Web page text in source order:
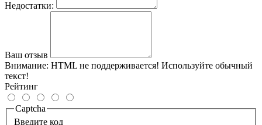
Недостатки:
Ваш отзыв
Внимание: HTML не поддерживается! Используйте обычный
текст!
Рейтинг
Captcha
Введите код